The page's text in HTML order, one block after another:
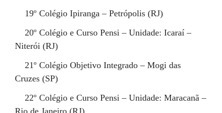
19º Colégio Ipiranga – Petrópolis (RJ)
20º Colégio e Curso Pensi – Unidade: Icaraí –
Niterói (RJ)
21º Colégio Objetivo Integrado – Mogi das
Cruzes (SP)
22º Colégio e Curso Pensi – Unidade: Maracanã –